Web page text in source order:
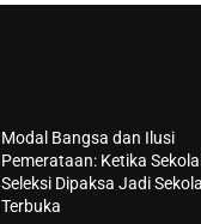
Modal Bangsa dan Ilusi
Pemerataan: Ketika
Seleksi Dipaksa Jadi
Terbuka